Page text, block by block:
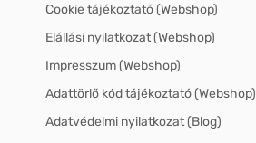
Cookie tájékoztató (Webshop)
Elállási nyilatkozat (Webshop)
Impresszum (Webshop)
Adattörlő kód tájékoztató (Webshop)
Adatvédelmi nyilatkozat (Blog)